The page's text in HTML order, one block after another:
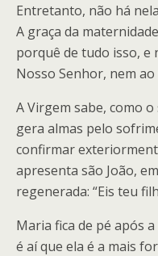
Entretanto, não há
A graça da
porquê de tudo isso, e
Nosso Senhor, nem
A Virgem sabe, como
gera almas pelo
confirmar
apresenta são João,
regenerada: “Eis teu
Maria fica de pé após
é aí que ela é a mais